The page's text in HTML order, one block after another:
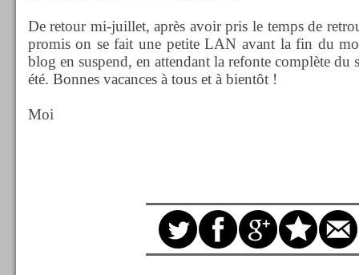
De retour mi-juillet, après avoir pris le temps de
promis on se fait une petite LAN avant la fin du
blog en suspend, en attendant la refonte complète du
été. Bonnes vacances à tous et à bientôt !
Moi